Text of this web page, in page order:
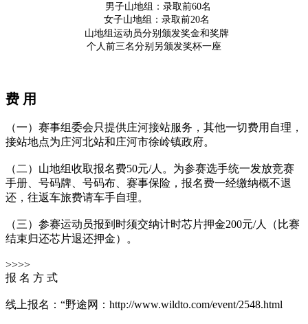
男子山地组：录取前60名
女子山地组：录取前20名
山地组运动员分别颁发奖金和奖牌
个人前三名分别另颁发奖杯一座
费 用
（一）赛事组委会只提供庄河接站服务，其他一切费用自理，
接站地点为庄河北站和庄河市徐岭镇政府。
（二）山地组收取报名费50元/人。为参赛选手统一发放竞赛
手册、号码牌、号码布、赛事保险，报名费一经缴纳概不退
还，往返车旅费请车手自理。
（三）参赛运动员报到时须交纳计时芯片押金200元/人（比赛
结束归还芯片退还押金）。
>>>>
报 名 方 式
线上报名：“野途网：http://www.wildto.com/event/2548.html